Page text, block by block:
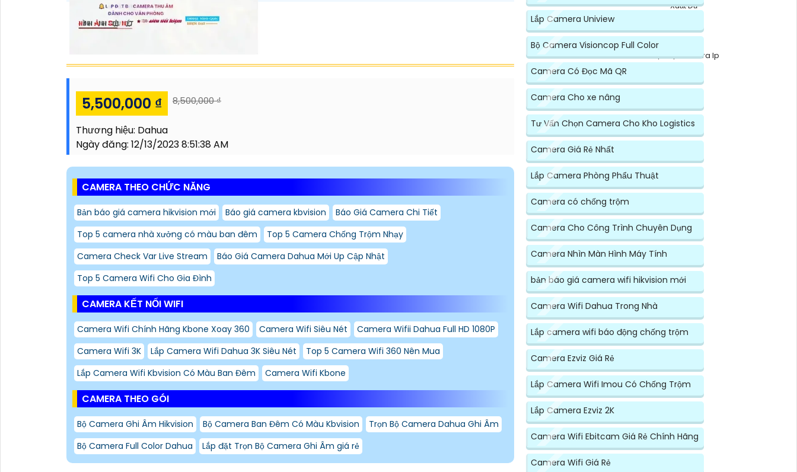
Trọn Bộ Camera Ip
5,500,000 ₫ 8,500,000 ₫
Thương hiệu: Dahua
Ngày đăng: 12/13/2023 8:51:38 AM
CAMERA THEO CHỨC NĂNG
Bản báo giá camera hikvision mới Báo giá camera kbvision
Báo Giá Camera Chi Tiết
Top 5 camera nhà xưởng có màu ban đêm
Top 5 Camera Chống Trộm Nhạy
Camera Check Var Live Stream
Báo Giá Camera Dahua Mới Up Cập Nhật
Top 5 Camera Wifi Cho Gia Đình
CAMERA KẾT NỐI WIFI
Camera Wifi Chính Hãng Kbone Xoay 360 Camera Wifi Siêu Nét
Camera Wifii Dahua Full HD 1080P
Camera Wifi 3K
Lắp Camera Wifi Dahua 3K Siêu Nét
Top 5 Camera Wifi 360 Nên Mua
Lắp Camera Wifi Kbvision Có Màu Ban Đêm
Camera Wifi Kbone
CAMERA THEO GÓI
Bộ Camera Ghi Âm Hikvision Bộ Camera Ban Đêm Có Màu Kbvision
Trọn Bộ Camera Dahua Ghi Âm
Bộ Camera Full Color Dahua
Lắp đặt Trọn Bộ Camera Ghi Âm giá rẻ
Lắp Camera Uniview
Bộ Camera Visioncop Full Color
Camera Có Đọc Mã QR
Camera Cho xe nâng
Tư Vấn Chọn Camera Cho Kho Logistics
Camera Giá Rẻ Nhất
Lắp Camera Phòng Phẩu Thuật
Camera có chống trộm
Camera Cho Công Trình Chuyên Dụng
Camera Nhìn Màn Hình Máy Tính
bản báo giá camera wifi hikvision mới
Camera Wifi Dahua Trong Nhà
Lắp camera wifi báo động chống trộm
Camera Ezviz Giá Rẻ
Lắp Camera Wifi Imou Có Chống Trộm
Lắp Camera Ezviz 2K
Camera Wifi Ebitcam Giá Rẻ Chính Hãng
Camera Wifi Giá Rẻ